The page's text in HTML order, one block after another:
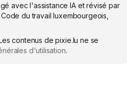
avec l'assistance IA et révisé par
du travail luxembourgeois,
contenus de pixie.lu ne se
d'utilisation.